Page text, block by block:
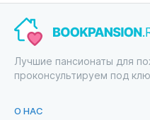
Лучшие пансионаты для
проконсультируем под
О НАС